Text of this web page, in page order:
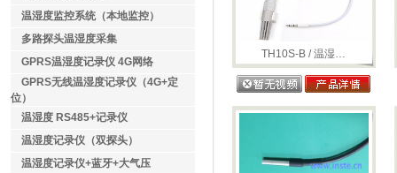
温湿度监控系统（本地监控）
多路探头温湿度采集
GPRS温湿度记录仪 4G网络
GPRS无线温湿度记录仪（4G+定
位）
温湿度 RS485+记录仪
温湿度记录仪（双探头）
温湿度记录仪+蓝牙+大气压
TH10S-B / 温湿…